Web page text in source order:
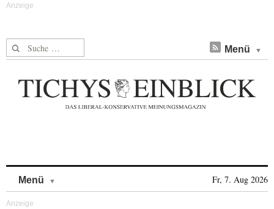
Suche nach: Menü
Menü Fr, 7. Aug 2026